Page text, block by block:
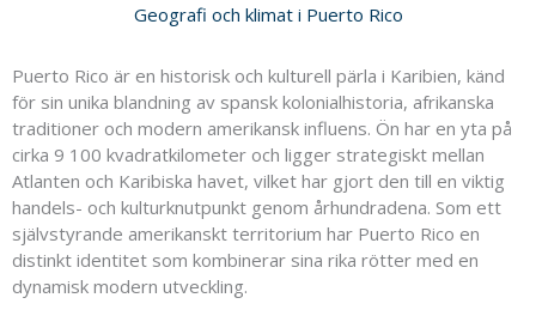
Geografi och klimat i Puerto Rico
Puerto Rico är en historisk och kulturell pärla i Karibien, känd
för sin unika blandning av spansk kolonialhistoria, afrikanska
traditioner och modern amerikansk influens. Ön har en yta på
cirka 9 100 kvadratkilometer och ligger strategiskt mellan
Atlanten och Karibiska havet, vilket har gjort den till en viktig
handels- och kulturknutpunkt genom århundradena. Som ett
självstyrande amerikanskt territorium har Puerto Rico en
distinkt identitet som kombinerar sina rika rötter med en
dynamisk modern utveckling.